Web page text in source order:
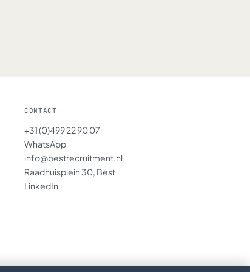
CONTACT
+31 (0)499 22 90 07
WhatsApp
info@bestrecruitment.nl
Raadhuisplein 30, Best
LinkedIn